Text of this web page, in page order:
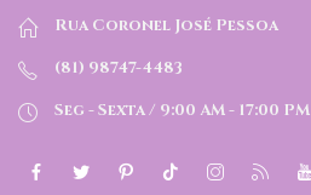
Rua Coronel José Pessoa
(81) 98747-4483
Seg - Sexta / 9:00 AM - 17:00 PM